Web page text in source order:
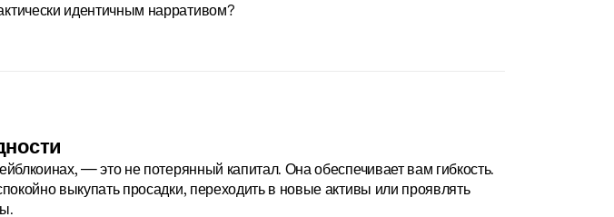
идентичным нарративом?
— это не потерянный капитал. Она обеспечивает вам гибкость.
выкупать просадки, переходить в новые активы или проявлять